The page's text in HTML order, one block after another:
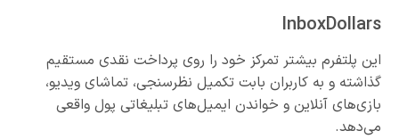
InboxDollars
این پلتفرم بیشتر تمرکز خود را روی پرداخت نقدی مستقیم
گذاشته و به کاربران بابت تکمیل نظرسنجی، تماشای ویدیو،
بازی‌های آنلاین و خواندن ایمیل‌های تبلیغاتی پول واقعی
می‌دهد.